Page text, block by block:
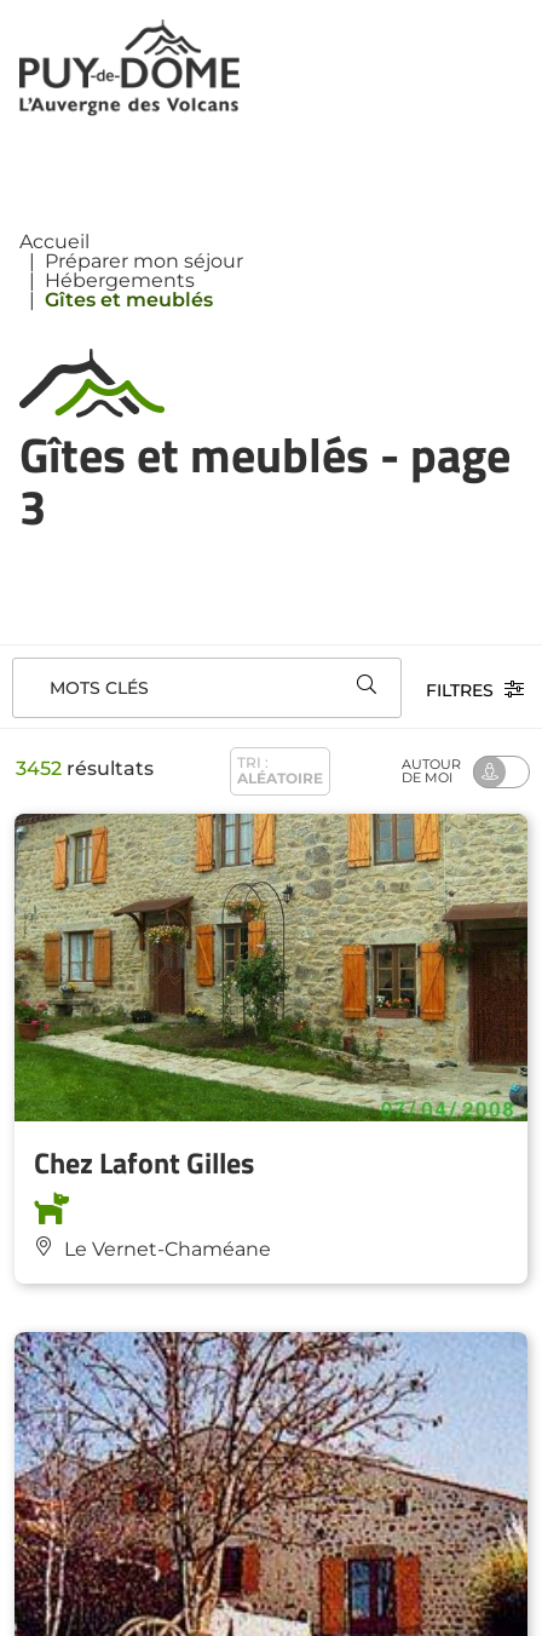
Panneau de gestion des cookies
Accueil
| Préparer mon séjour
| Hébergements
| Gîtes et meublés
Gîtes et meublés- page
3
MOTS CLÉS FILTRES
3452 résultats
TRI :
ALÉATOIRE
AUTOUR
DE MOI
Chez Lafont Gilles
Le Vernet-Chaméane